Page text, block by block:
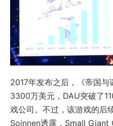
2017年发布之后，《帝国
3300万美元，DAU突破了
戏公司。不过，该游戏的后
Soinnen透露，Small Giant